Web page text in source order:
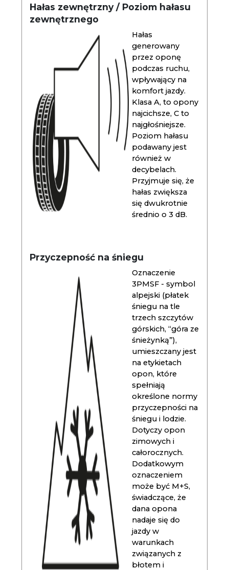
Hałas zewnętrzny / Poziom hałasu
zewnętrznego
Hałas
generowany
przez oponę
podczas ruchu,
wpływający na
komfort jazdy.
Klasa A, to opony
najcichsze, C to
najgłośniejsze.
Poziom hałasu
podawany jest
również w
decybelach.
Przyjmuje się, że
hałas zwiększa
się dwukrotnie
średnio o 3 dB.
Przyczepność na śniegu
Oznaczenie
3PMSF - symbol
alpejski (płatek
śniegu na tle
trzech szczytów
górskich, “góra ze
śnieżynką”),
umieszczany jest
na etykietach
opon, które
spełniają
określone normy
przyczepności na
śniegu i lodzie.
Dotyczy opon
zimowych i
całorocznych.
Dodatkowym
oznaczeniem
może być M+S,
świadczące, że
dana opona
nadaje się do
jazdy w
warunkach
związanych z
błotem i